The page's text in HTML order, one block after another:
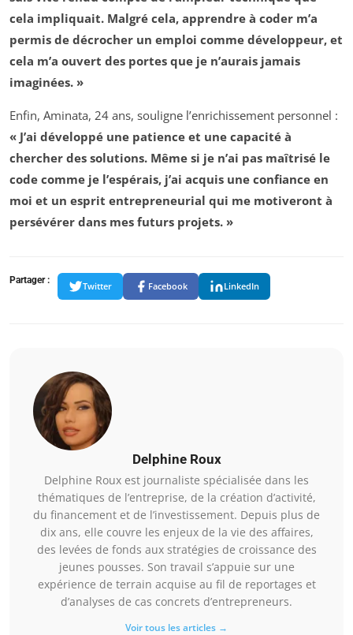
cela impliquait. Malgré cela, apprendre à coder m’a
permis de décrocher un emploi comme développeur, et
cela m’a ouvert des portes que je n’aurais jamais
imaginées. »
Enfin, Aminata, 24 ans, souligne l’enrichissement personnel :
« J’ai développé une patience et une capacité à
chercher des solutions. Même si je n’ai pas maîtrisé le
code comme je l’espérais, j’ai acquis une confiance en
moi et un esprit entrepreneurial qui me motiveront à
persévérer dans mes futurs projets. »
Partager :
Twitter Facebook LinkedIn
Delphine Roux
Delphine Roux est journaliste spécialisée dans les
thématiques de l’entreprise, de la création d’activité,
du financement et de l’investissement. Depuis plus de
dix ans, elle couvre les enjeux de la vie des affaires,
des levées de fonds aux stratégies de croissance des
jeunes pousses. Son travail s’appuie sur une
expérience de terrain acquise au fil de reportages et
d’analyses de cas concrets d’entrepreneurs.
Voir tous les articles →